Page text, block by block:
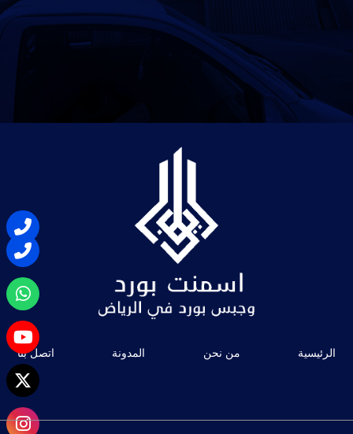
الرئيسية من نحن المدونة اتصل بنا